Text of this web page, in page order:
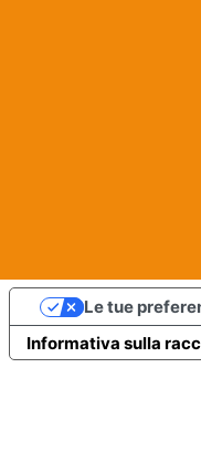
Informativa sulla
Le tue